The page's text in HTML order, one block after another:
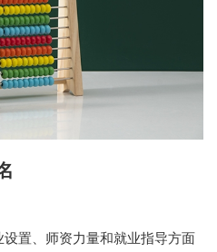
设置、师资力量和就业指导方面